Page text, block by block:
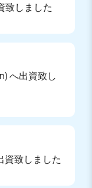
致しました
へ出資致し
資致しました